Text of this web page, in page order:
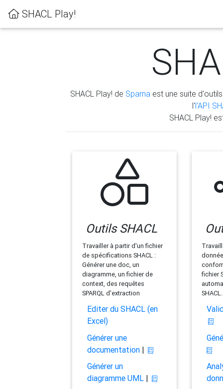
SHACL Play!
SHACL Play! de Sparna est une suite
l'l'API
SHACL Play!
Outils SHACL
Travailler à partir d'un fichier
de spécifications SHACL :
Générer une doc, un
diagramme, un fichier de
context, des requêtes
SPARQL d'extraction
Editer du SHACL (en
Excel)
Générer une
documentation|
Générer un
diagramme UML|
fichier
SHACL.